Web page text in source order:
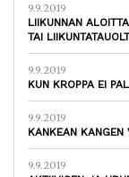
9.9.2019
LIIKUNNAN
TAI
9.9.2019
KUN KROPPA EI
9.9.2019
KANKEAN KANGEN
9.9.2019